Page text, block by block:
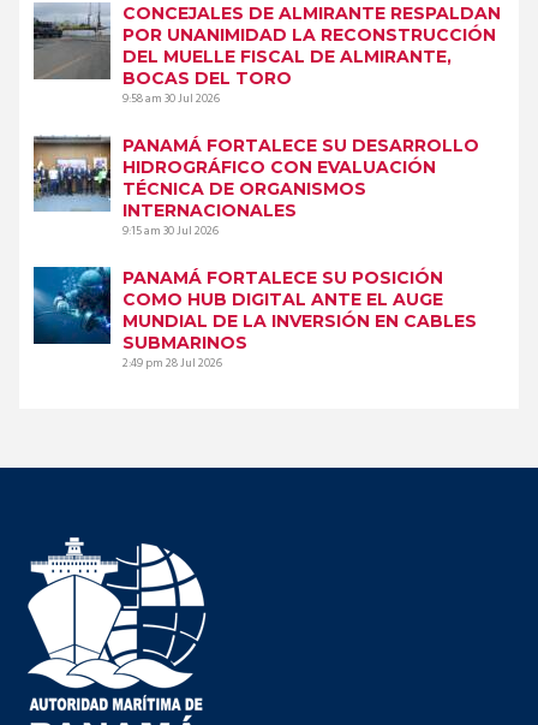
CONCEJALES DE ALMIRANTE RESPALDAN
POR UNANIMIDAD LA RECONSTRUCCIÓN
DEL MUELLE FISCAL DE ALMIRANTE,
BOCAS DEL TORO
9:58 am30 Jul 2026
PANAMÁ FORTALECE SU DESARROLLO
HIDROGRÁFICO CON EVALUACIÓN
TÉCNICA DE ORGANISMOS
INTERNACIONALES
9:15 am30 Jul 2026
PANAMÁ FORTALECE SU POSICIÓN
COMO HUB DIGITAL ANTE EL AUGE
MUNDIAL DE LA INVERSIÓN EN CABLES
SUBMARINOS
2:49 pm28 Jul 2026